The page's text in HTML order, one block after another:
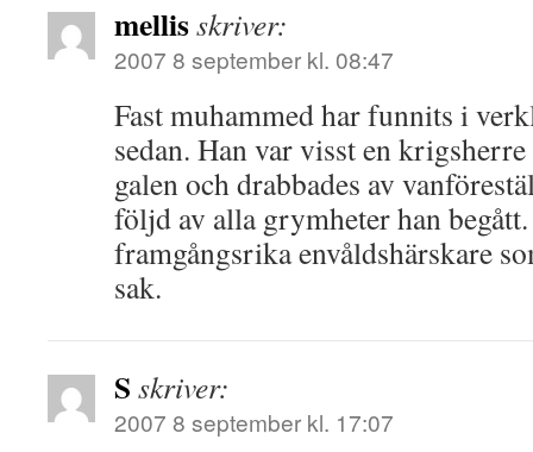
mellisskriver:
2007 8 september kl. 08:47
Fast muhammed har funnits i
sedan. Han var visst en
galen och drabbades av
följd av alla grymheter han
framgångsrika envåldshärskare
sak.
S skriver:
2007 8 september kl. 17:07